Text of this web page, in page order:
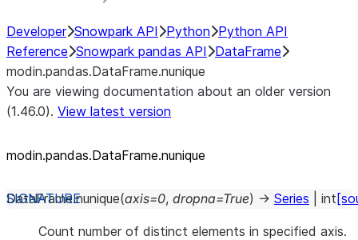
Developer Snowpark API Python Python API
Reference Snowpark pandas API
DataFrame
modin.pandas.DataFrame.nunique
You are viewing documentation about an older version
(1.46.0). View latest version
modin.pandas.DataFrame.nunique
DataFrame.nunique(axis=0, dropna=True) → Series int
Count number of distinct elements in specified axis.